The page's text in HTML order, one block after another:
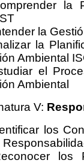
la
la
la
Ambiental
el
Ambiental
V:
los
los